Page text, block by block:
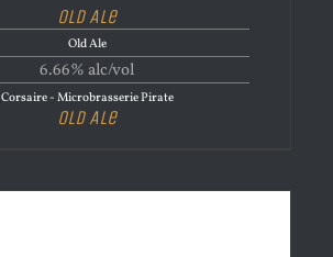
Old Ale
Old Ale
6.66% alc/vol
Corsaire - Microbrasserie Pirate
Old Ale